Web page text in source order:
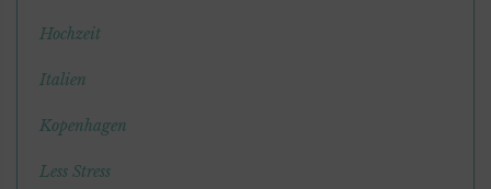
Hochzeit
Italien
Kopenhagen
Less Stress